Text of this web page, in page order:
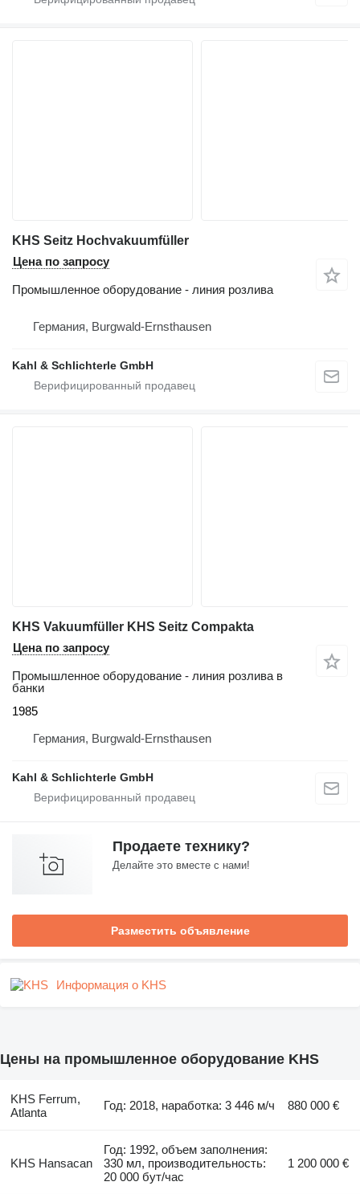
KHS Seitz Hochvakuumfüller
Цена по запросу
Промышленное оборудование - линия розлива
Германия, Burgwald-Ernsthausen
Kahl & Schlichterle GmbH
KHS Vakuumfüller KHS Seitz Compakta
Цена по запросу
Промышленное оборудование - линия розлива в
банки
1985
Германия, Burgwald-Ernsthausen
Kahl & Schlichterle GmbH
Продаете технику?
Делайте это вместе с нами!
Разместить объявление
Информация о KHS
Цены на промышленное оборудование KHS
KHS Ferrum,
Atlanta
Год: 2018, наработка: 3 446 м/ч 880 000 €
KHS Hansacan
Год: 1992, объем заполнения:
330 мл, производительность:
20 000 бут/час
1 200 000 €